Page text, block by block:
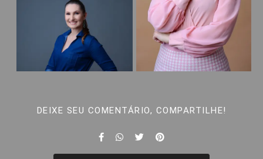
DEIXE SEU COMENTÁRIO, COMPARTILHE!